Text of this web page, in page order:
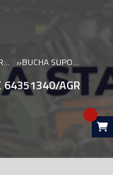
PLANTADEIRA STARA » BUCHA SUPORTE DISCO DE CORTE 64351340/AGR
64351340/AGR